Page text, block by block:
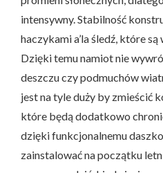
intensywny. Stabilność
haczykami a’la śledź, które
Dzięki temu namiot nie
deszczu czy podmuchów
jest na tyle duży by zmieścić
które będą dodatkowo
dzięki funkcjonalnemu
zainstalować na początku